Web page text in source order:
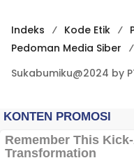
Indeks Kode Etik
Pedoman Media Siber
Sukabumiku@2024 by